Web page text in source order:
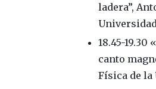
ladera”,
18.45-
canto
Física de la